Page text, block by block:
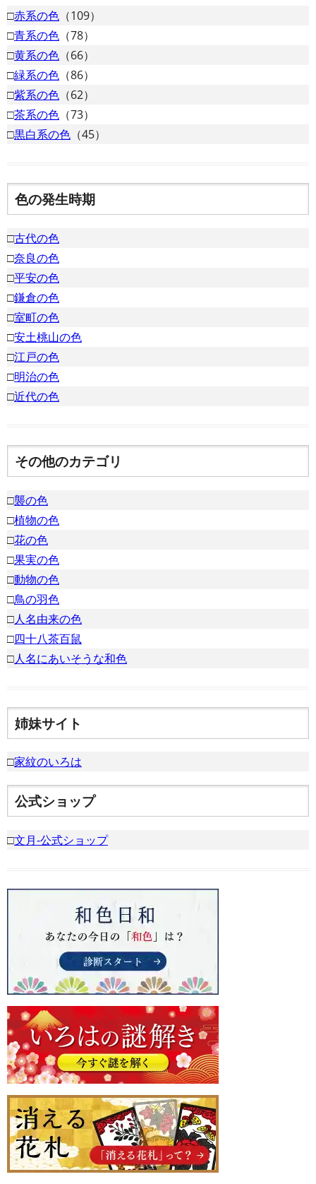
□赤系の色 （109）
□青系の色 （78）
□黄系の色 （66）
□緑系の色 （86）
□紫系の色 （62）
□茶系の色 （73）
□黒白系の色 （45）
色の発生時期
□古代の色
□奈良の色
□平安の色
□鎌倉の色
□室町の色
□安土桃山の色
□江戸の色
□明治の色
□近代の色
その他のカテゴリ
□襲の色
□植物の色
□花の色
□果実の色
□動物の色
□鳥の羽色
□人名由来の色
□四十八茶百鼠
□人名にあいそうな和色
姉妹サイト
□家紋のいろは
公式ショップ
□文月-公式ショップ